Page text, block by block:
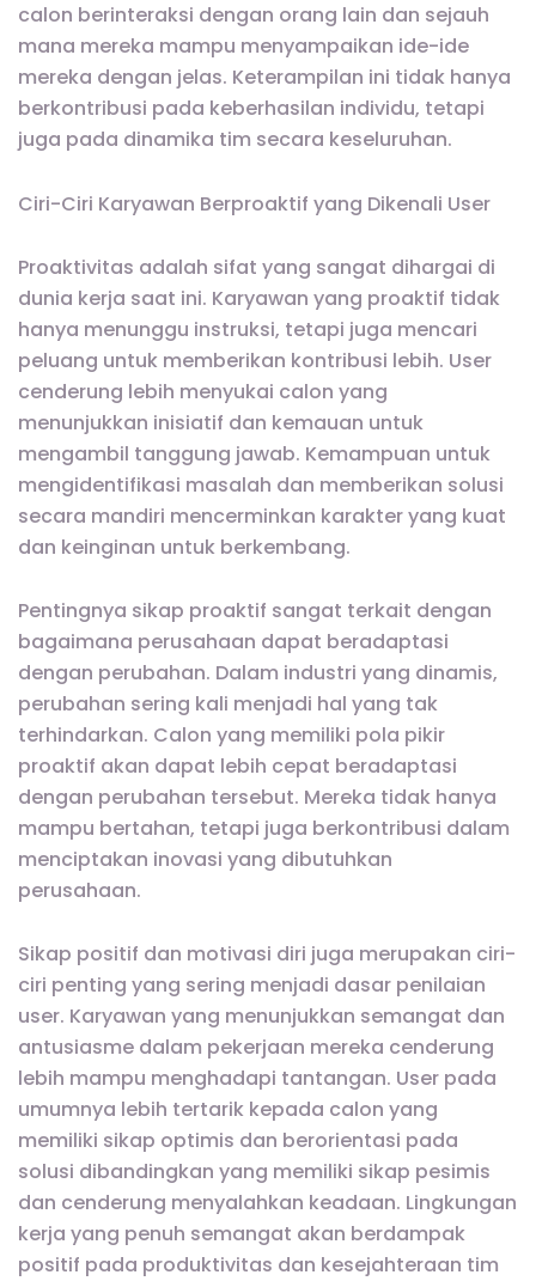
calon berinteraksi dengan orang lain dan sejauh
mana mereka mampu menyampaikan ide-ide
mereka dengan jelas. Keterampilan ini tidak hanya
berkontribusi pada keberhasilan individu, tetapi
juga pada dinamika tim secara keseluruhan.
Ciri-Ciri Karyawan Berproaktif yang Dikenali User
Proaktivitas adalah sifat yang sangat dihargai di
dunia kerja saat ini. Karyawan yang proaktif tidak
hanya menunggu instruksi, tetapi juga mencari
peluang untuk memberikan kontribusi lebih. User
cenderung lebih menyukai calon yang
menunjukkan inisiatif dan kemauan untuk
mengambil tanggung jawab. Kemampuan untuk
mengidentifikasi masalah dan memberikan solusi
secara mandiri mencerminkan karakter yang kuat
dan keinginan untuk berkembang.
Pentingnya sikap proaktif sangat terkait dengan
bagaimana perusahaan dapat beradaptasi
dengan perubahan. Dalam industri yang dinamis,
perubahan sering kali menjadi hal yang tak
terhindarkan. Calon yang memiliki pola pikir
proaktif akan dapat lebih cepat beradaptasi
dengan perubahan tersebut. Mereka tidak hanya
mampu bertahan, tetapi juga berkontribusi dalam
menciptakan inovasi yang dibutuhkan
perusahaan.
Sikap positif dan motivasi diri juga merupakan ciri-
ciri penting yang sering menjadi dasar penilaian
user. Karyawan yang menunjukkan semangat dan
antusiasme dalam pekerjaan mereka cenderung
lebih mampu menghadapi tantangan. User pada
umumnya lebih tertarik kepada calon yang
memiliki sikap optimis dan berorientasi pada
solusi dibandingkan yang memiliki sikap pesimis
dan cenderung menyalahkan keadaan. Lingkungan
kerja yang penuh semangat akan berdampak
positif pada produktivitas dan kesejahteraan tim